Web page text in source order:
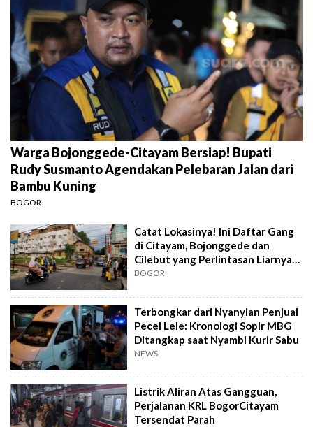
Warga Bojonggede-Citayam Bersiap! Bupati
Rudy Susmanto Agendakan Pelebaran Jalan dari
Bambu Kuning
BOGOR
Catat Lokasinya! Ini Daftar Gang
di Citayam, Bojonggede dan
Cilebut yang Perlintasan Liarnya
Ditutup
BOGOR
Terbongkar dari Nyanyian Penjual
Pecel Lele: Kronologi Sopir MBG
Ditangkap saat Nyambi Kurir Sabu
NEWS
Listrik Aliran Atas Gangguan,
Perjalanan KRL BogorCitayam
Tersendat Parah